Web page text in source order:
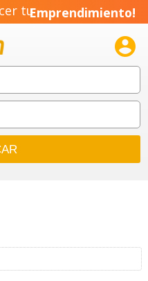
tuEmprendimiento!
